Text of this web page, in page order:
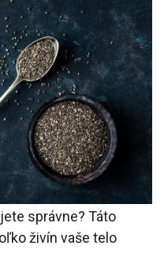
správne? Táto
živín vaše telo